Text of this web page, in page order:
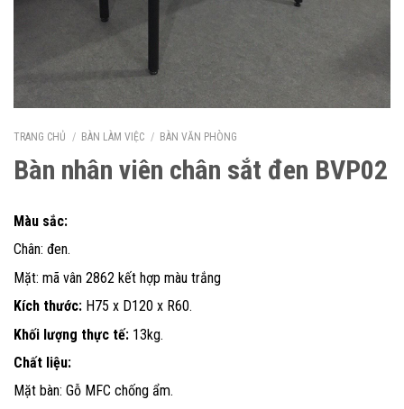
TRANG CHỦ / BÀN LÀM VIỆC / BÀN VĂN PHÒNG
Bàn nhân viên chân sắt đen BVP02
Màu sắc:
Chân: đen.
Mặt: mã vân 2862 kết hợp màu trắng
Kích thước: H75 x D120 x R60.
Khối lượng thực tế: 13kg.
Chất liệu:
Mặt bàn: Gỗ MFC chống ẩm.